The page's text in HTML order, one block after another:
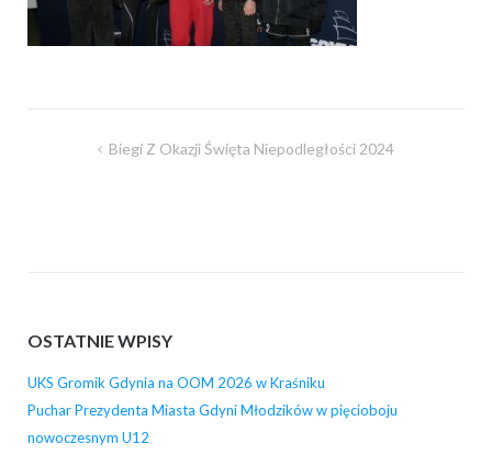
NawigacjaBiegi Z Okazji Święta Niepodległości 2024
OSTATNIE WPISY
UKS Gromik Gdynia na OOM 2026 w Kraśniku
Puchar Prezydenta Miasta Gdyni Młodzików w pięcioboju
nowoczesnym U12